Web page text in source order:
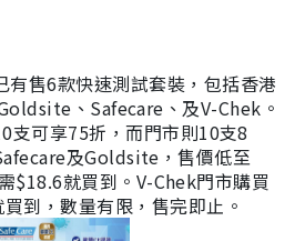
有售6款快速測試套裝，包括香港
、Safecare、及V-Chek。
支可享75折，而門市則10支8
及Goldsite，售價低至
$18.6就買到。V-Chek門市購買
到，數量有限，售完即止。